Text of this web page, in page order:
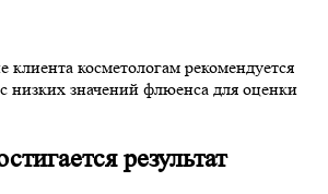
косметологам рекомендуется
низких значений флюенса для оценки
результат